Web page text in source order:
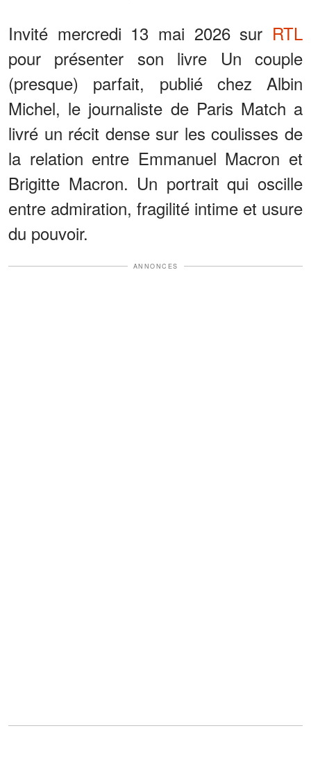
Invité mercredi 13 mai 2026 sur RTL
pour présenter son livre Un couple
(presque) parfait, publié chez Albin
Michel, le journaliste de Paris Match a
livré un récit dense sur les coulisses de
la relation entre Emmanuel Macron et
Brigitte Macron. Un portrait qui oscille
entre admiration, fragilité intime et usure
du pouvoir.
ANNONCES